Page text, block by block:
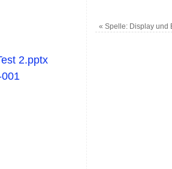
« Spelle: Display und